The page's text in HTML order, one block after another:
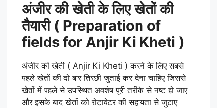
अंजीर की खेती के लिए खेतों की
तैयारी ( Preparation of
fields for Anjir Ki Kheti )
अंजीर की खेती ( Anjir Ki Kheti ) करने के लिए सबसे
पहले खेतों की दो बार तिरछी जुताई कर देना चाहिए जिससे
खेतों में पहले से उपस्थित अवशेष पूरी तरीके से नष्ट हो जाए
और इसके बाद खेतों को रोटावेटर की सहायता से जुटाए